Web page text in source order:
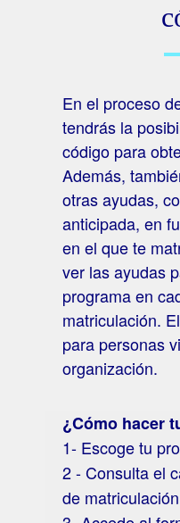
En el proceso
tendrás la
código para
Además,
otras ayudas,
anticipada, en
en el que te
ver las ayudas
programa en
matriculación.
para personas
organización.
¿Cómo hacer
1- Escoge tu
2 - Consulta el
de